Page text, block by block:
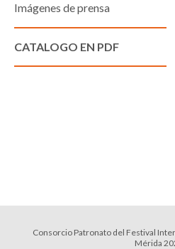
Imágenes de prensa
CATALOGO EN PDF
Consorcio Patronato del Festival
Mérida